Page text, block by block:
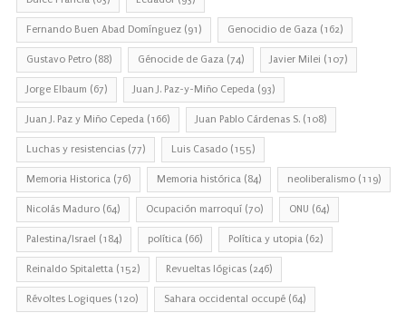
Fernando Buen Abad Domínguez (91) Genocidio de Gaza (162)
Gustavo Petro (88) Génocide de Gaza (74) Javier Milei (107)
Jorge Elbaum (67) Juan J. Paz-y-Miño Cepeda (93)
Juan J. Paz y Miño Cepeda (166) Juan Pablo Cárdenas S. (108)
Luchas y resistencias (77) Luis Casado (155)
Memoria Historica (76) Memoria histórica (84) neoliberalismo (119)
Nicolás Maduro (64) Ocupación marroquí (70) ONU (64)
Palestina/Israel (184) política (66) Política y utopia (62)
Reinaldo Spitaletta (152) Revueltas lógicas (246)
Révoltes Logiques (120) Sahara occidental occupé (64)